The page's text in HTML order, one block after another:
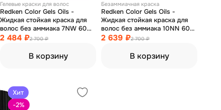
Гелевые краски для волос
Redken Color Gels Oils -
Жидкая стойкая краска для
волос без аммиака 7NW 60
мл
2 484 ₽2 700 ₽
В корзину
Безаммиачная краска
Redken Color Gels Oils -
Жидкая стойкая краска для
волос без аммиака 10NN 60
мл
2 639 ₽2 700 ₽
В корзину
Хит
-2%